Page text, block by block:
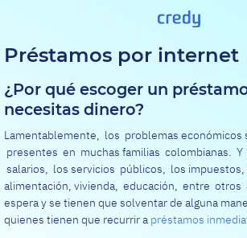
Préstamos por internet
¿Por qué escoger un
necesitas dinero?
Lamentablemente, los problemas económicos
presentes en muchas familias colombianas.
salarios, los servicios públicos, los
alimentación, vivienda, educación, entre otros
espera y se tienen que solventar de alguna
quienes tienen que recurrir a préstamos